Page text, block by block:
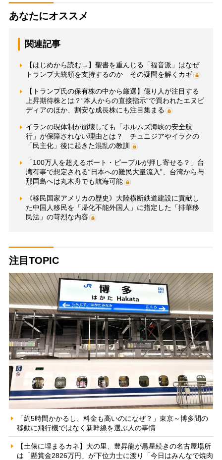
あなたにオススメ
関連記事
【はじめから読む→】聖書を重んじる「福音派」はなぜ
トランプ大統領を支持するのか その疑問を解くカギ
【トランプ氏の保有株の中から厳選】億り人が注目する
上昇期待株とは？“本人からの直接指示”で買われたエヌビ
ディアのほか、割安な成長株にも注目集まる
イランの現体制が崩壊しても「ホルムズ海峡の安全航
行」が保障されない理由とは？ チュニジアやイラクの
「民主化」後に起きた混乱の教訓
「100万人を超えるボート・ピープルが押し寄せる？」台
湾有事で想定される“日本への難民大量流入”、台湾から与
那国島へは丸木舟でも航海可能
《移民国家アメリカの歴史》大陸横断鉄道建設に貢献し
た中国人移民を「帰化不能外国人」に指定した「排華移
民法」の苛烈な内容
注目TOPIC
「約5時間かかるし、料金も高いのになぜ？」東京～博多間の
移動に飛行機ではなく新幹線を選ぶ人の事情
【土俵に埋まるカネ】大の里、豊昇龍が黒星続きの名古屋場所
は「懸賞金2826万円」が下位力士に渡り「今日はみんなで焼肉